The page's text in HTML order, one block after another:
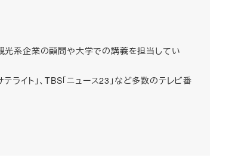
光系企業の顧問や大学での講義を担当してい
ライト」、TBS「ニュース23」など多数のテレビ番